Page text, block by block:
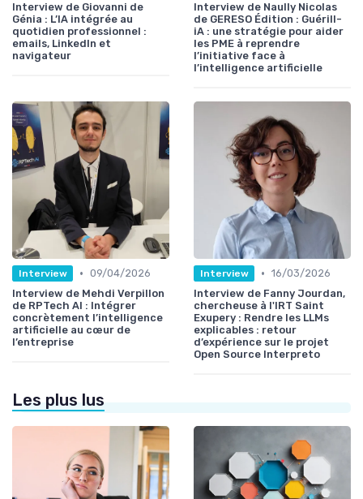
Interview de Giovanni de
Génia : L’IA intégrée au
quotidien professionnel :
emails, LinkedIn et
navigateur
Interview de Naully Nicolas
de GERESO Édition : Guérill-
iA : une stratégie pour aider
les PME à reprendre
l’initiative face à
l’intelligence artificielle
Interview • 09/04/2026
Interview de Mehdi Verpillon
de RPTech AI : Intégrer
concrètement l’intelligence
artificielle au cœur de
l’entreprise
Interview • 16/03/2026
Interview de Fanny Jourdan,
chercheuse à l'IRT Saint
Exupery : Rendre les LLMs
explicables : retour
d’expérience sur le projet
Open Source Interpreto
Les plus lus